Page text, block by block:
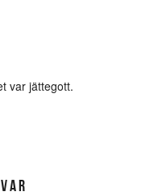
var jättegott.